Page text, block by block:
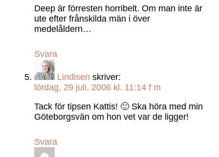
Deep är förresten horribelt. Om man inte är
ute efter frånskilda män i över
medelåldern…
Svara
Lindisen skriver:
lördag, 29 juli, 2006 kl. 11:14 f m
Tack för tipsen Kattis! 🙂 Ska höra med min
Göteborgsvän om hon vet var de ligger!
Svara